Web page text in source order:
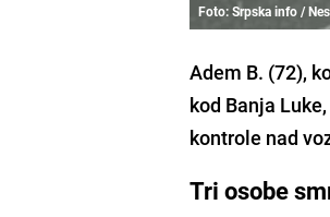
Foto: Srpska info /
Adem B. (72),
kod Banja
kontrole nad
Tri osobe